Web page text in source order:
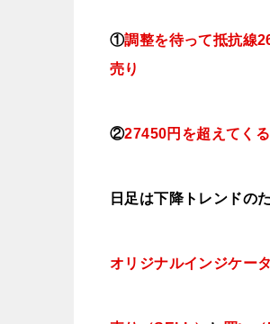
①調整を待って抵抗線
売り
②27450円を超えてく
日足は下降トレンドの
オリジナルインジケー